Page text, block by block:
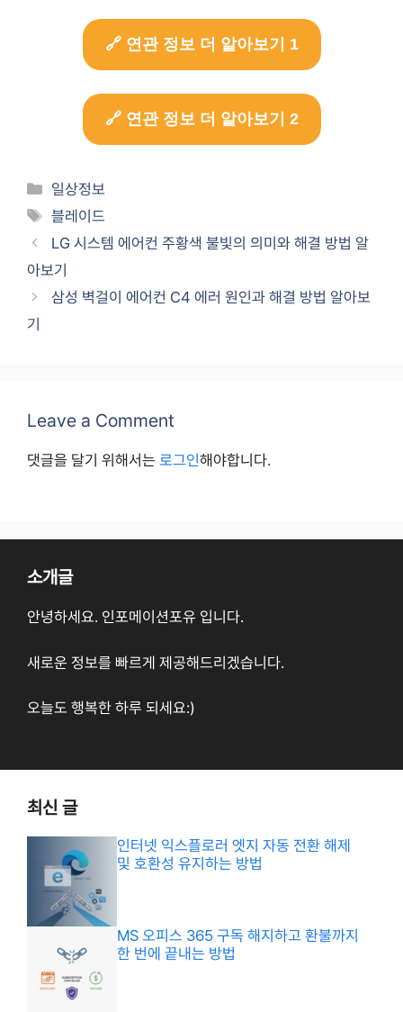
🔗 연관 정보 더 알아보기 1
🔗 연관 정보 더 알아보기 2
Categories
일상정보
Tags
블레이드
LG 시스템 에어컨 주황색 불빛의 의미와 해결 방법 알
아보기
삼성 벽걸이 에어컨 C4 에러 원인과 해결 방법 알아보
기
Leave a Comment
댓글을 달기 위해서는 로그인해야합니다.
소개글
안녕하세요. 인포메이션포유 입니다.
새로운 정보를 빠르게 제공해드리겠습니다.
오늘도 행복한 하루 되세요:)
최신 글
인터넷 익스플로러 엣지 자동 전환 해제
및 호환성 유지하는 방법
MS 오피스 365 구독 해지하고 환불까지
한 번에 끝내는 방법